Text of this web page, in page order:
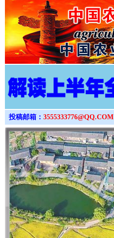
投稿邮箱： 3555333776@QQ.COM